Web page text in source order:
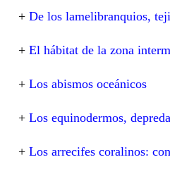
+ De los lamelibranquios,
+ El hábitat de la zona
+ Los abismos oceánicos
+ Los equinodermos,
+ Los arrecifes coralinos: